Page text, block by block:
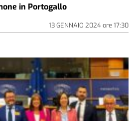
in Portogallo
13 GENNAIO 2024ore 17:30